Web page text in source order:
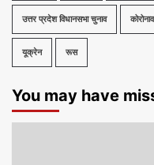
उत्तर प्रदेश विधानसभा चुनाव
यूक्रेन रूस
You may have